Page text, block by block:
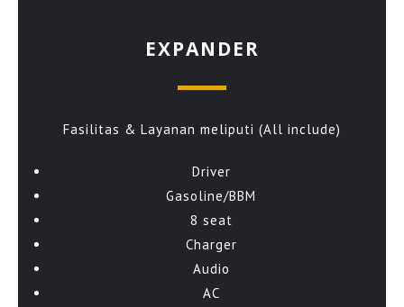
EXPANDER
Fasilitas & Layanan meliputi (All include)
Driver
Gasoline/BBM
8 seat
Charger
Audio
AC